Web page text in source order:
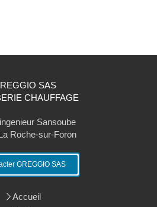
SAS
CHAUFFAGE
Sansoube
Roche-sur-Foron
GREGGIO SAS
Accueil